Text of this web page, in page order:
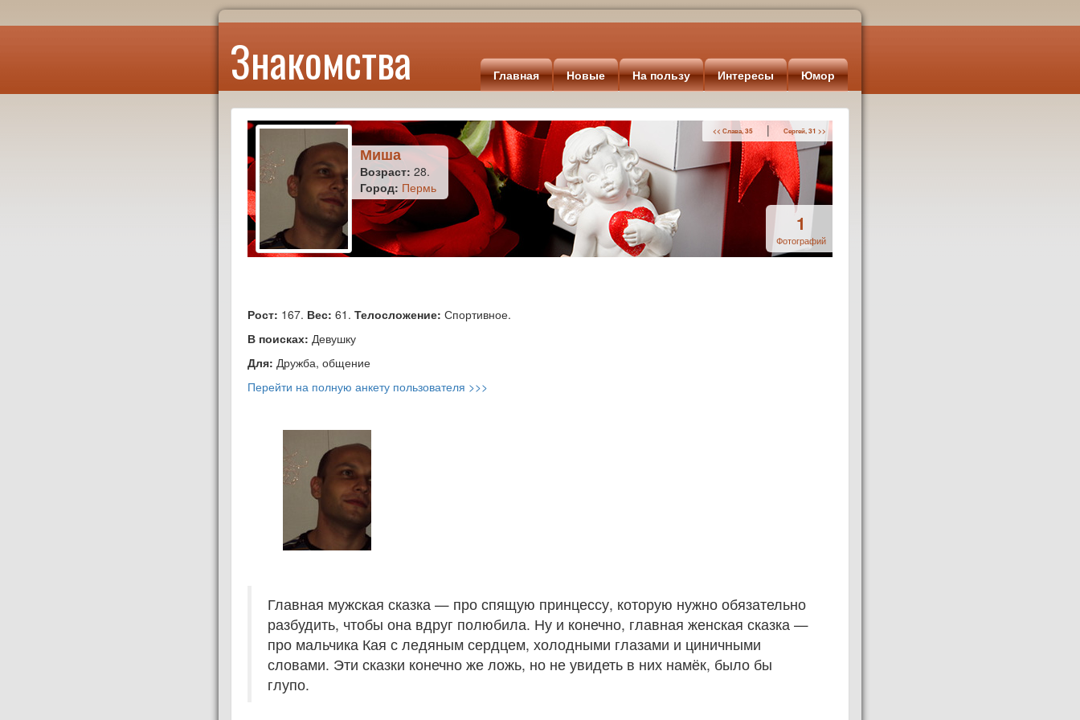
Знакомства Главная Новые На пользу Интересы Юмор
Миша
Возраст: 28.
Город: Пермь
<< Слава, 35 | Сергей, 31 >>
1
Фотографий
Рост: 167. Вес: 61. Телосложение: Спортивное.
В поисках: Девушку
Для: Дружба, общение
Перейти на полную анкету пользователя >>>
Главная мужская сказка — про спящую принцессу, которую нужно обязательно
разбудить, чтобы она вдруг полюбила. Ну и конечно, главная женская сказка —
про мальчика Кая с ледяным сердцем, холодными глазами и циничными
словами. Эти сказки конечно же ложь, но не увидеть в них намёк, было бы
глупо.